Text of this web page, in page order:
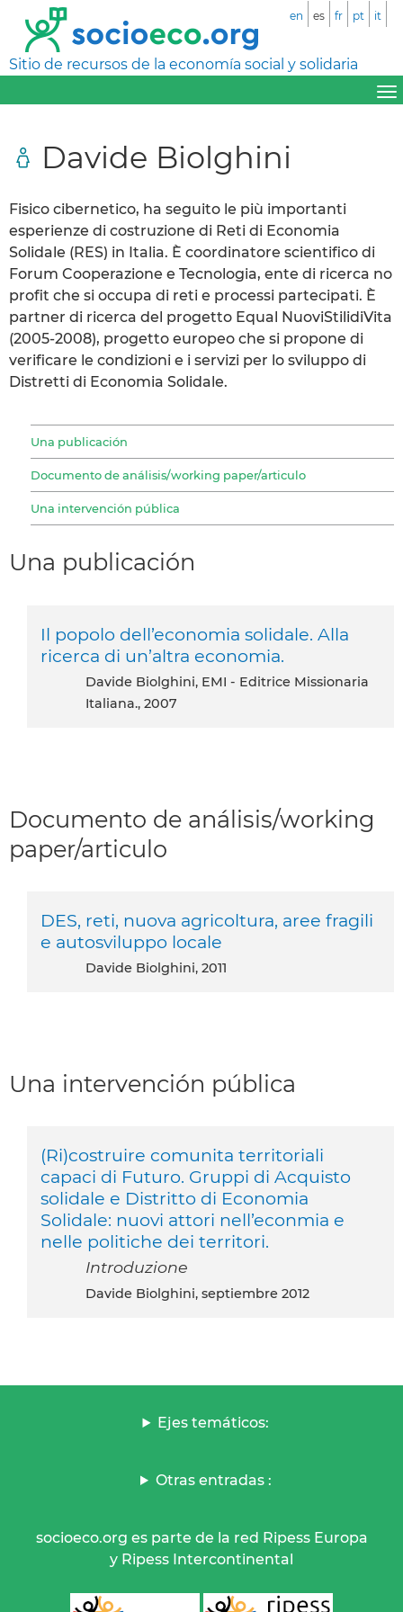
Sitio de recursos de la economía social y solidaria
en es fr pt it
Davide Biolghini
Fisico cibernetico, ha seguito le più importanti
esperienze di costruzione di Reti di Economia
Solidale (RES) in Italia. È coordinatore scientifico di
Forum Cooperazione e Tecnologia, ente di ricerca no
profit che si occupa di reti e processi partecipati. È
partner di ricerca del progetto Equal NuoviStilidiVita
(2005-2008), progetto europeo che si propone di
verificare le condizioni e i servizi per lo sviluppo di
Distretti di Economia Solidale.
Una publicación
Documento de análisis/working paper/articulo
Una intervención pública
Una publicación
Il popolo dell’economia solidale. Alla
ricerca di un’altra economia.
Davide Biolghini, EMI - Editrice Missionaria
Italiana., 2007
Documento de análisis/working
paper/articulo
DES, reti, nuova agricoltura, aree fragili
e autosviluppo locale
Davide Biolghini, 2011
Una intervención pública
(Ri)costruire comunita territoriali
capaci di Futuro. Gruppi di Acquisto
solidale e Distritto di Economia
Solidale: nuovi attori nell’econmia e
nelle politiche dei territori.
Introduzione
Davide Biolghini, septiembre 2012
Ejes temáticos:
Otras entradas :
socioeco.org es parte de la red Ripess Europa
y Ripess Intercontinental